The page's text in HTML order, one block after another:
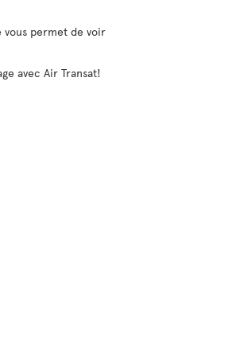
permet de voir
avec Air Transat!